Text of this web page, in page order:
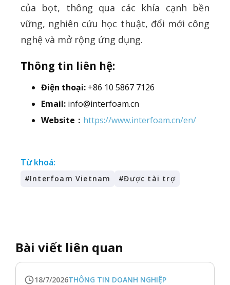
của bọt, thông qua các khía cạnh bền
vững, nghiên cứu học thuật, đổi mới công
nghệ và mở rộng ứng dụng.
Thông tin liên hệ:
Điện thoại: +86 10 5867 7126
Email: info@interfoam.cn
Website： https://www.interfoam.cn/en/
Từ khoá:
#Interfoam Vietnam #Được tài trợ
Bài viết liên quan
18/7/2026THÔNG TIN DOANH NGHIỆP